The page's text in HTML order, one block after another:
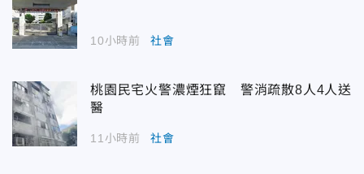
10小時前 社會
桃園民宅火警濃煙狂竄 警消疏散8人4人送
醫
11小時前 社會